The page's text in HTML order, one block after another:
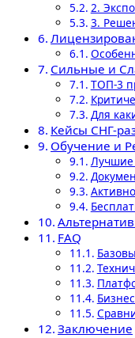
2.
3.
Сильные и
ТОП-3
Для
Кейсы СНГ-
Обучение и
Лучшие
FAQ
Заключение